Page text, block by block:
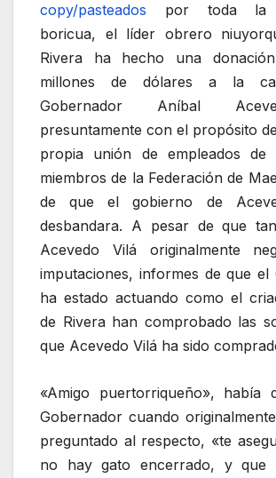
copy/pasteados por toda la
boricua, el líder obrero
Rivera ha hecho una
millones de dólares a la
Gobernador Aníbal
presuntamente con el propósito
propia unión de empleados de
miembros de la Federación de
de que el gobierno de
desbandara. A pesar de que
Acevedo Vilá originalmente
imputaciones, informes de que el
ha estado actuando como el
de Rivera han comprobado las
que Acevedo Vilá ha sido
«Amigo puertorriqueño», había
Gobernador cuando
preguntado al respecto, «te
no hay gato encerrado, y que